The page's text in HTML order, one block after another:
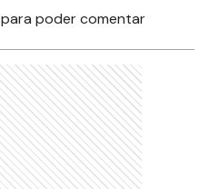
para poder comentar